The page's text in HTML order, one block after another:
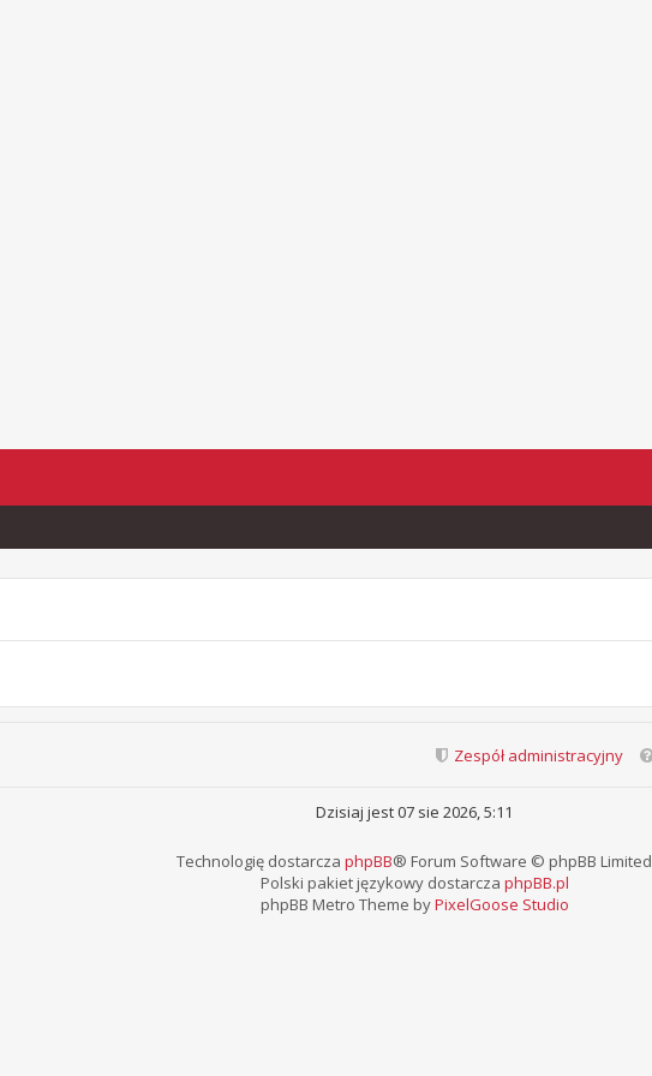
Zespół administracyjny
Dzisiaj jest 07 sie 2026, 5:11
Technologię dostarcza phpBB® Forum Software © phpBB Limited
Polski pakiet językowy dostarcza phpBB.pl
phpBB Metro Theme byPixelGoose Studio